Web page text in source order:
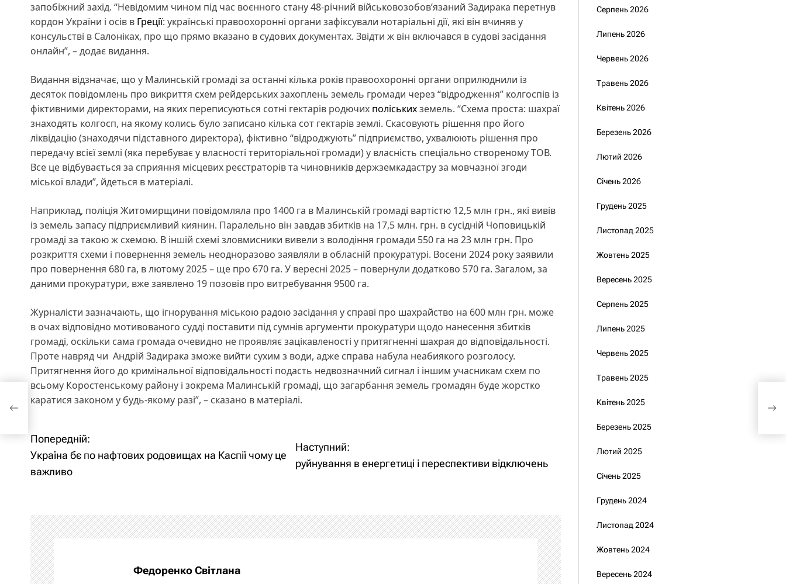
запобіжний захід. “Невідомим чином під час воєнного стану 48-річний військовозобовʼязаний Задирака перетнув
кордон України і осів в Греції: українські правоохоронні органи зафіксували нотаріальні дії, які він вчиняв у
консульстві в Салоніках, про що прямо вказано в судових документах. Звідти ж він включався в судові засідання
онлайн”, – додає видання.
Видання відзначає, що у Малинській громаді за останні кілька років правоохоронні органи оприлюднили із
десяток повідомлень про викриття схем рейдерських захоплень земель громади через “відродження” колгоспів із
фіктивними директорами, на яких переписуються сотні гектарів родючих поліськихземель. “Схема проста: шахраї
знаходять колгосп, на якому колись було записано кілька сот гектарів землі. Скасовують рішення про його
ліквідацію (знаходячи підставного директора), фіктивно “відроджують” підприємство, ухвалюють рішення про
передачу всієї землі (яка перебуває у власності територіальної громади) у власність спеціально створеному ТОВ.
Все це відбувається за сприяння місцевих реєстраторів та чиновників держземкадастру за мовчазної згоди
міської влади”, йдеться в матеріалі.
Наприклад, поліція Житомирщини повідомляла про 1400 га в Малинській громаді вартістю 12,5 млн грн., які вивів
із земель запасу підприємливий киянин. Паралельно він завдав збитків на 17,5 млн. грн. в сусідній Чоповицькій
громаді за такою ж схемою. В іншій схемі зловмисники вивели з володіння громади 550 га на 23 млн грн. Про
розкриття схеми і повернення земель неодноразово заявляли в обласній прокуратурі. Восени 2024 року заявили
про повернення 680 га, в лютому 2025 – ще про 670 га. У вересні 2025 – повернули додатково 570 га. Загалом, за
даними прокуратури, вже заявлено 19 позовів про витребування 9500 га.
Журналісти зазначають, що ігнорування міською радою засідання у справі про шахрайство на 600 млн грн. може
в очах відповідно мотивованого судді поставити під сумнів аргументи прокуратури щодо нанесення збитків
громаді, оскільки сама громада очевидно не проявляє зацікавленості у притягненні шахрая до відповідальності.
Проте навряд чи Андрій Задирака зможе вийти сухим з води, адже справа набула неабиякого розголосу.
Притягнення його до кримінальної відповідальності подасть недвозначний сигнал і іншим учасникам схем по
всьому Коростенському району і зокрема Малинській громаді, що загарбання земель громадян буде жорстко
каратися законом у будь-якому разі”, – сказано в матеріалі.
Н
а
і
г
а
Попередній:
Україна бє по нафтових родовищах на Каспії чому це
важливо
Наступний:
руйнування в енергетиці і переспективи відключень
Федоренко Світлана
Серпень 2026
Липень 2026
Червень 2026
Травень 2026
Квітень 2026
Березень 2026
Лютий 2026
Січень 2026
Грудень 2025
Листопад 2025
Жовтень 2025
Вересень 2025
Серпень 2025
Липень 2025
Червень 2025
Травень 2025
Квітень 2025
Березень 2025
Лютий 2025
Січень 2025
Грудень 2024
Листопад 2024
Жовтень 2024
Вересень 2024